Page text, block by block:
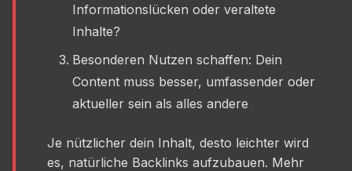
Informationslücken oder veraltete
Inhalte?
Besonderen Nutzen schaffen: Dein
Content muss besser, umfassender oder
aktueller sein als alles andere
Je nützlicher dein Inhalt, desto leichter wird
es, natürliche Backlinks aufzubauen. Mehr